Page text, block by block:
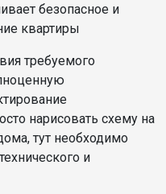
безопасное и
квартиры
требуемого
нарисовать схему на
тут необходимо
и